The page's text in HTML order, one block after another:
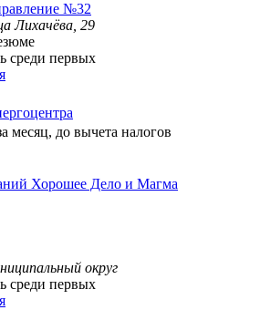
№32
Лихачёва, 29
среди первых
месяц, до вычета налогов
Хорошее Дело и Магма
округ
среди первых